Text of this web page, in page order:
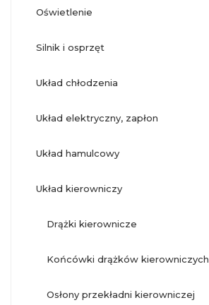
oświetlenie
silnik i osprzęt
układ chłodzenia
układ elektryczny, zapłon
układ hamulcowy
układ kierowniczy
drążki kierownicze
końcówki drążków kierowniczych
osłony przekładni kierowniczej